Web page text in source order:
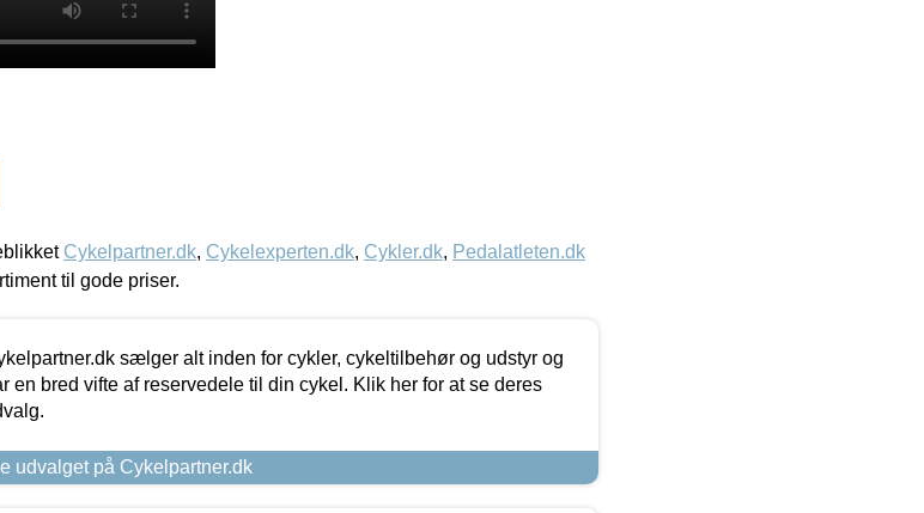
Cykelpartner.dk, Cykelexperten.dk, Cykler.dk, Pedalatleten.dk
til gode priser.
sælger alt inden for cykler, cykeltilbehør og udstyr og
en bred vifte af reservedele til din cykel. Klik her for at se deres
udvalget på Cykelpartner.dk